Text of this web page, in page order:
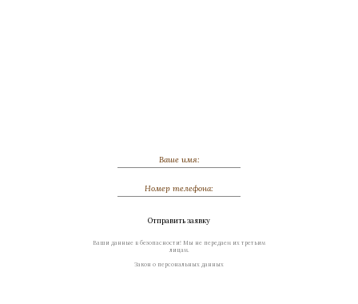
Отправить заявку
Ваши данные в безопасности! Мы не передаем их третьим
лицам.
Закон о персональных данных